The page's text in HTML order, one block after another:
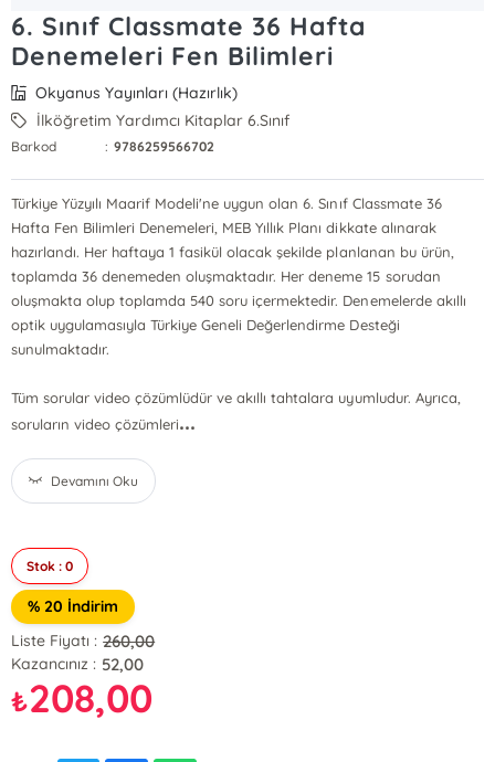
6. Sınıf Classmate 36 Hafta
Denemeleri Fen Bilimleri
Okyanus Yayınları (Hazırlık)
İlköğretim Yardımcı Kitaplar 6.Sınıf
Barkod : 9786259566702
Türkiye Yüzyılı Maarif Modeli'ne uygun olan 6. Sınıf Classmate 36
Hafta Fen Bilimleri Denemeleri, MEB Yıllık Planı dikkate alınarak
hazırlandı. Her haftaya 1 fasikül olacak şekilde planlanan bu ürün,
toplamda 36 denemeden oluşmaktadır. Her deneme 15 sorudan
oluşmakta olup toplamda 540 soru içermektedir. Denemelerde akıllı
optik uygulamasıyla Türkiye Geneli Değerlendirme Desteği
sunulmaktadır.
Tüm sorular video çözümlüdür ve akıllı tahtalara uyumludur. Ayrıca,
soruların video çözümleri...
Devamını Oku
Stok : 0
% 20 İndirim
Liste Fiyatı : 260,00
Kazancınız : 52,00
₺208,00